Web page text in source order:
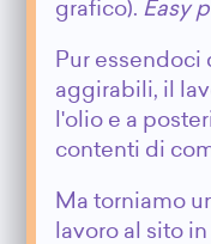
grafico). Easy
Pur essendoci
aggirabili, il
l'olio e a
contenti di
Ma torniamo
lavoro al sito